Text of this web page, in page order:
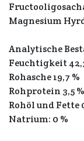
Magnesium
Analytische
Feuchtigkeit
Rohasche 19,7 %
Rohprotein 3,5 %
Rohöl und Fette
Natrium: 0 %